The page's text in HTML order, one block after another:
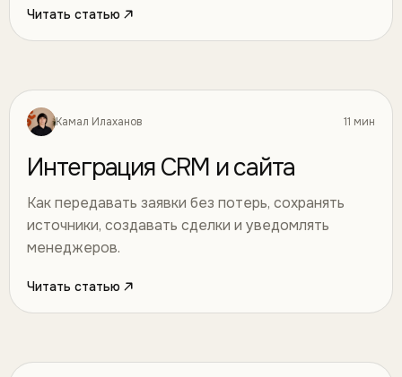
Читать статью
Автоматизация 34
Камал Илаханов 11 мин
Интеграция CRM и сайта
Как передавать заявки без потерь, сохранять
источники, создавать сделки и уведомлять
менеджеров.
Читать статью